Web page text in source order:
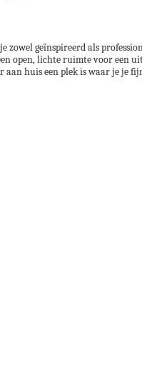
geïnspireerd als
open, lichte ruimte voor een
huis een plek is waar je je